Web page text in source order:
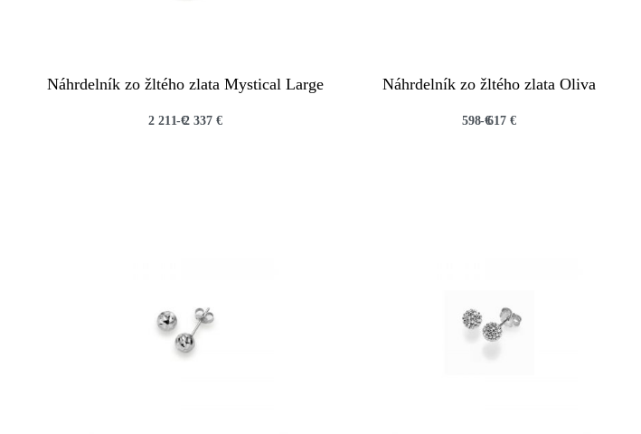
Náhrdelník zo žltého zlata Mystical Large
2 211€2 337 €
Náhrdelník zo žltého zlata Oliva
598€617 €